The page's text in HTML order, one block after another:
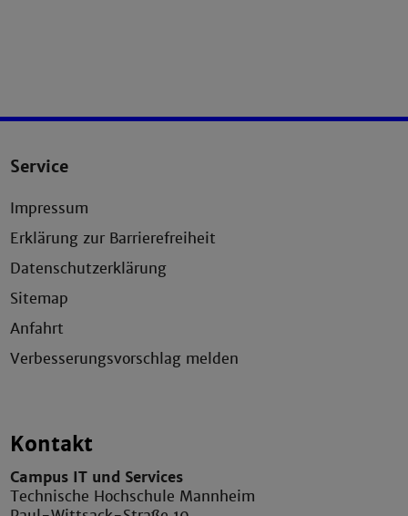
Service
Impressum
Erklärung zur Barrierefreiheit
Datenschutzerklärung
Sitemap
Anfahrt
Verbesserungsvorschlag melden
Kontakt
Campus IT und Services
Technische Hochschule Mannheim